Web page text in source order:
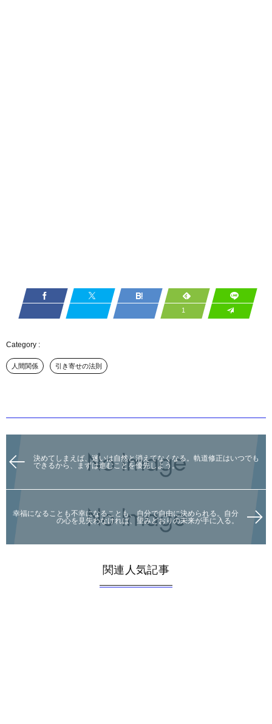
1
人間関係 引き寄せの法則
決めてしまえば、迷いは自然と消えてなくなる。軌道修正はいつでも
できるから、まずは進むことを優先しよう。
幸福になることも不幸になることも、自分で自由に決められる。自分
の心を見失わなければ、望みどおりの未来が手に入る。
関連人気記事